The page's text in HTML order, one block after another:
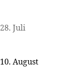
28. Juli
10. August